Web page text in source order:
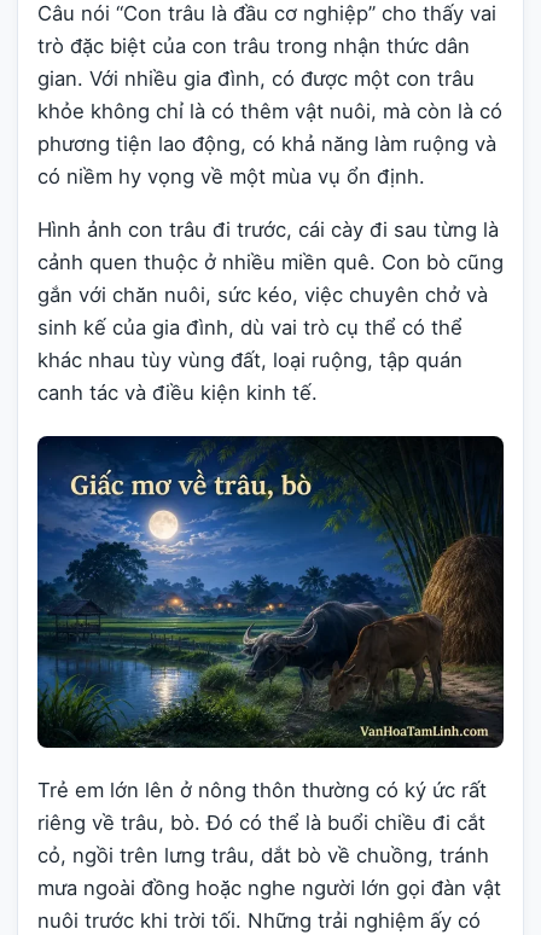
Câu nói “Con trâu là đầu cơ nghiệp” cho thấy vai
trò đặc biệt của con trâu trong nhận thức dân
gian. Với nhiều gia đình, có được một con trâu
khỏe không chỉ là có thêm vật nuôi, mà còn là có
phương tiện lao động, có khả năng làm ruộng và
có niềm hy vọng về một mùa vụ ổn định.
Hình ảnh con trâu đi trước, cái cày đi sau từng là
cảnh quen thuộc ở nhiều miền quê. Con bò cũng
gắn với chăn nuôi, sức kéo, việc chuyên chở và
sinh kế của gia đình, dù vai trò cụ thể có thể
khác nhau tùy vùng đất, loại ruộng, tập quán
canh tác và điều kiện kinh tế.
Trẻ em lớn lên ở nông thôn thường có ký ức rất
riêng về trâu, bò. Đó có thể là buổi chiều đi cắt
cỏ, ngồi trên lưng trâu, dắt bò về chuồng, tránh
mưa ngoài đồng hoặc nghe người lớn gọi đàn vật
nuôi trước khi trời tối. Những trải nghiệm ấy có